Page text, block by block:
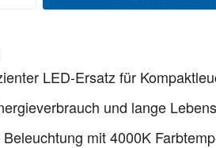
LED-Ersatz für
und lange
mit 4000K